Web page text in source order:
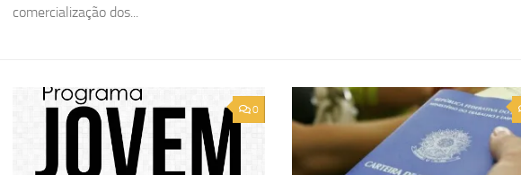
comercialização dos...
0